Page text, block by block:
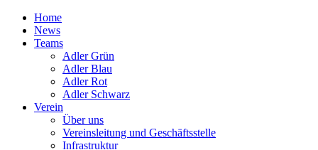
Home
News
Teams
Adler Grün
Adler Blau
Adler Rot
Adler Schwarz
Verein
Über uns
Vereinsleitung und Geschäftsstelle
Infrastruktur